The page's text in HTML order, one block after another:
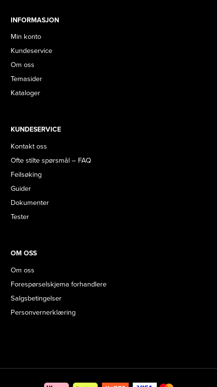
INFORMASJON
Min konto
Kundeservice
Om oss
Temasider
Kataloger
KUNDESERVICE
Kontakt oss
Ofte stilte spørsmål – FAQ
Feilsøking
Guider
Dokumenter
Tester
OM OSS
Om oss
Forespørselskjema forhandlere
Salgsbetingelser
Personvernerklæring